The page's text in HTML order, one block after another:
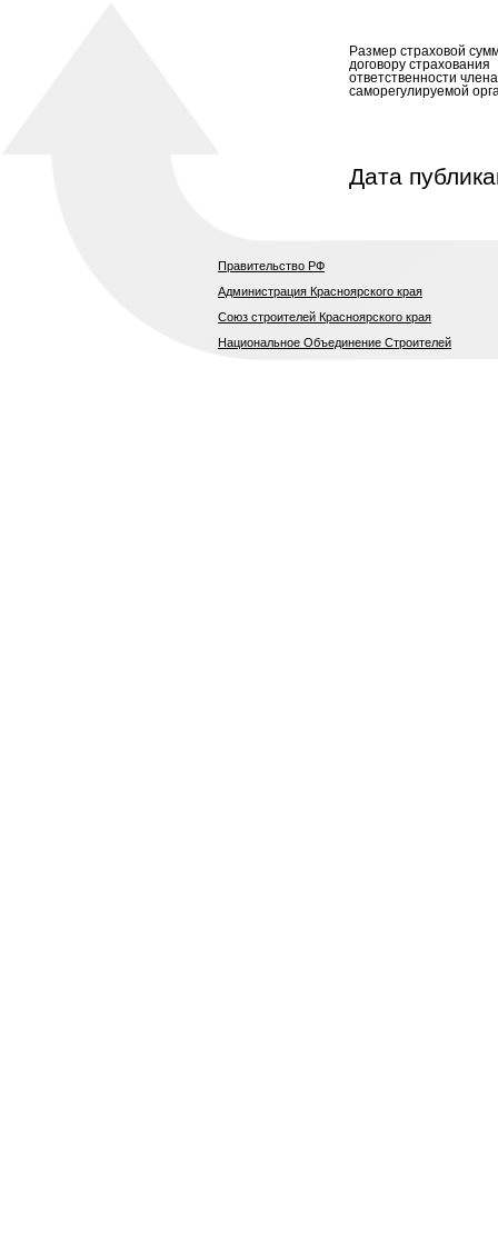
Размер страховой
договору страхования
ответственности члена
саморегулируемой
Дата
Правительство РФ
Администрация Красноярского края
Союз строителей Красноярского края
Национальное Объединение Строителей